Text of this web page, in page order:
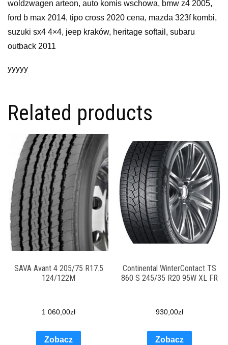
woldzwagen arteon, auto komis wschowa, bmw z4 2005,
ford b max 2014, tipo cross 2020 cena, mazda 323f kombi,
suzuki sx4 4×4, jeep kraków, heritage softail, subaru
outback 2011
yyyyy
Related products
SAVA Avant 4 205/75 R17.5
124/122M
1 060,00zł
Zobacz
Continental WinterContact TS
860 S 245/35 R20 95W XL FR
930,00zł
Zobacz